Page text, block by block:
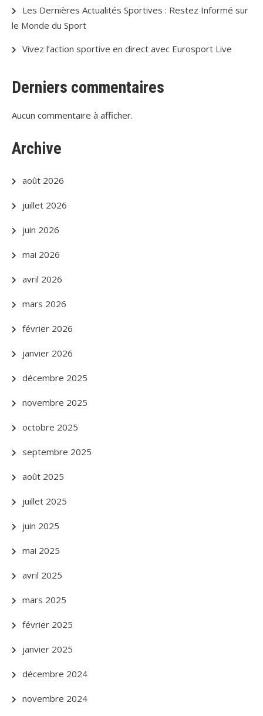
Les Dernières Actualités Sportives : Restez Informé sur
le Monde du Sport
Vivez l’action sportive en direct avec Eurosport Live
Derniers commentaires
Aucun commentaire à afficher.
Archive
août 2026
juillet 2026
juin 2026
mai 2026
avril 2026
mars 2026
février 2026
janvier 2026
décembre 2025
novembre 2025
octobre 2025
septembre 2025
août 2025
juillet 2025
juin 2025
mai 2025
avril 2025
mars 2025
février 2025
janvier 2025
décembre 2024
novembre 2024